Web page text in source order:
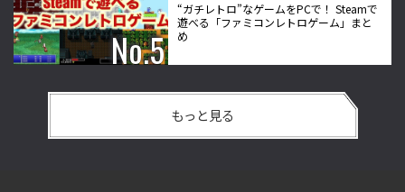
“ガチレトロ”なゲームをPCで！ Steamで
遊べる「ファミコンレトロゲーム」まと
め
もっと見る